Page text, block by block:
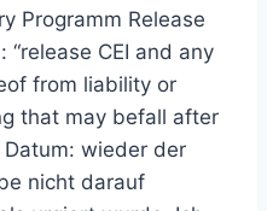
Programm Release
“release CEI and any
from liability or
that may befall after
wieder der
nicht darauf